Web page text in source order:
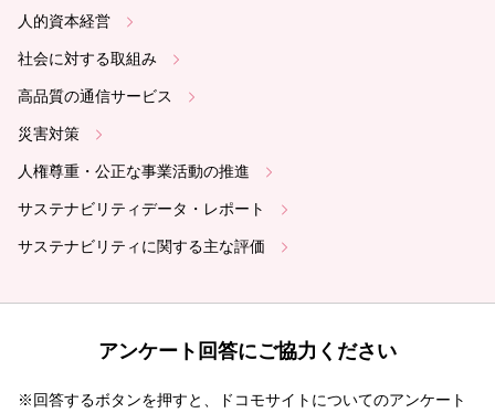
人的資本経営
社会に対する取組み
高品質の通信サービス
災害対策
人権尊重・公正な事業活動の推進
サステナビリティデータ・レポート
サステナビリティに関する主な評価
アンケート回答にご協力ください
※回答するボタンを押すと、ドコモサイトについてのアンケート